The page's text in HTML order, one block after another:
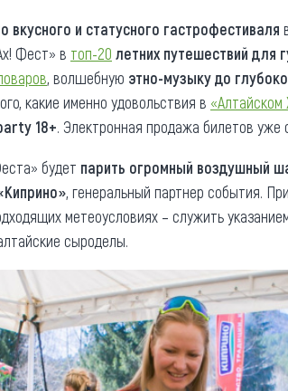
вкусного и статусного гастрофестиваля
Фест» в топ-20 летних путешествий для
, волшебную этно-музыку до
какие именно удовольствия в «Алтайском
18+. Электронная продажа билетов уже
будет парить огромный воздушный
, генеральный партнер события.
метеоусловиях – служить
сыроделы.